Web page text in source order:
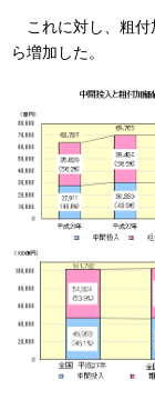
これに対し、粗
ら増加した。